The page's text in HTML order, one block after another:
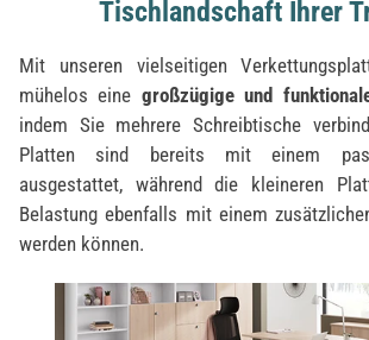
Tischlandschaft Ihrer
Mit unseren vielseitigen
mühelos eine großzügige und
indem Sie mehrere Schreibtische
Platten sind bereits mit einem
ausgestattet, während die kleineren
Belastung ebenfalls mit einem
werden können.